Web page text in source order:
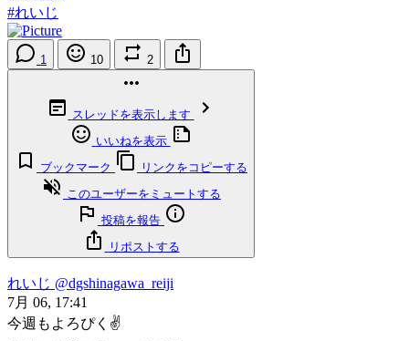
#れいじ
1 10 2
スレッドを表示します
いいねを表示
ブックマーク
リンクをコピーする
このユーザーをミュートする
投稿を報告
リポストする
れいじ @dgshinagawa_reiji
7月 06, 17:41
今週もよろぴく✌️